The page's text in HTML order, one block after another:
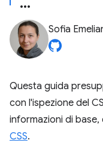
Sofia
Questa guida
con l'ispezione del
informazioni di base,
CSS.